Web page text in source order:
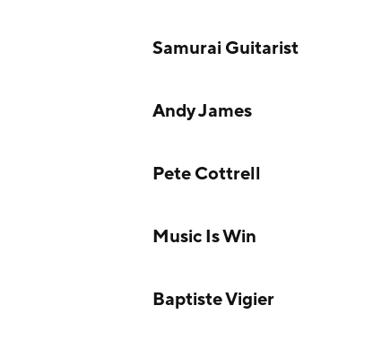
Samurai Guitarist
Andy James
Pete Cottrell
Music Is Win
Baptiste Vigier